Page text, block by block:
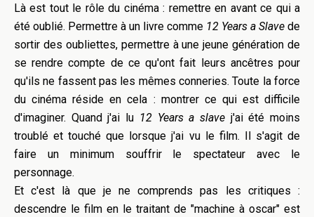
Là est tout le rôle du cinéma : remettre en avant ce qui a
été oublié. Permettre à un livre comme 12 Years a Slave de
sortir des oubliettes, permettre à une jeune génération de
se rendre compte de ce qu'ont fait leurs ancêtres pour
qu'ils ne fassent pas les mêmes conneries. Toute la force
du cinéma réside en cela : montrer ce qui est difficile
d'imaginer. Quand j'ai lu 12 Years a slavej'ai été moins
troublé et touché que lorsque j'ai vu le film. Il s'agit de
faire un minimum souffrir le spectateur avec le
personnage.
Et c'est là que je ne comprends pas les critiques :
descendre le film en le traitant de "machine à oscar" est